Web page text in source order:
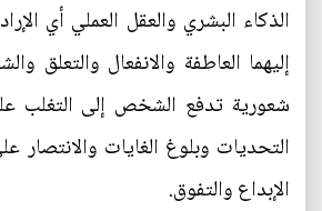
الذكاء البشري والعقل العملي أي
إليهما العاطفة والانفعال والتعلق
شعورية تدفع الشخص إلى التغلب
التحديات وبلوغ الغايات والانتصار
الإبداع والتفوق.